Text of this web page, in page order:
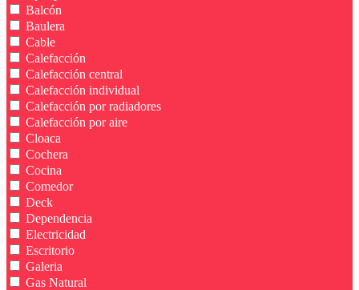
Balcón
Baulera
Cable
Calefacción
Calefacción central
Calefacción individual
Calefacción por radiadores
Calefacción por aire
Cloaca
Cochera
Cocina
Comedor
Deck
Dependencia
Electricidad
Escritorio
Galeria
Gas Natural